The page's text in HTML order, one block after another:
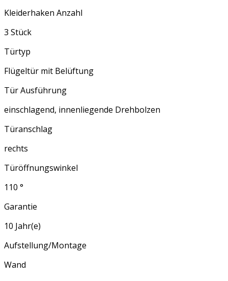
Kleiderhaken Anzahl
3 Stück
Türtyp
Flügeltür mit Belüftung
Tür Ausführung
einschlagend, innenliegende Drehbolzen
Türanschlag
rechts
Türöffnungswinkel
110 °
Garantie
10 Jahr(e)
Aufstellung/Montage
Wand